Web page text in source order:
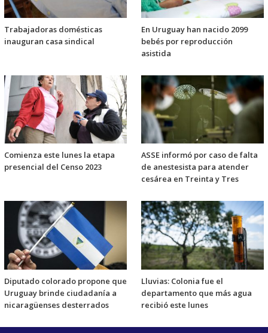
Trabajadoras domésticas
inauguran casa sindical
En Uruguay han nacido 2099
bebés por reproducción
asistida
Comienza este lunes la etapa
presencial del Censo 2023
ASSE informó por caso de falta
de anestesista para atender
cesárea en Treinta y Tres
Diputado colorado propone que
Uruguay brinde ciudadanía a
nicaragüenses desterrados
Lluvias: Colonia fue el
departamento que más agua
recibió este lunes